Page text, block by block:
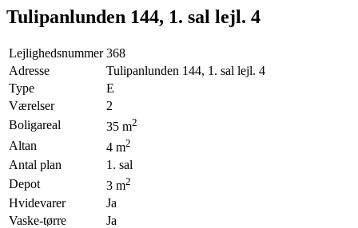
Tulipanlunden 144, 1. sal lejl. 4
Lejlighedsnummer 368
Adresse
Tulipanlunden 144, 1. sal lejl. 4
Type
E
Værelser
2
Boligareal
35 m2
Altan 4 m2
Antal plan
1. sal
Depot
3 m2
Hvidevarer
Ja
Vaske-tørre
Ja